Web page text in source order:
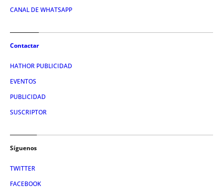
CANAL DE WHATSAPP
Contactar
HATHOR PUBLICIDAD
EVENTOS
PUBLICIDAD
SUSCRIPTOR
Síguenos
TWITTER
FACEBOOK